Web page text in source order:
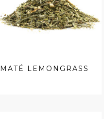
MATÉ LEMONGRASS